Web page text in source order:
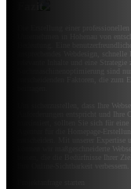
Die Erstellung einer
Unternehmen in Hohenau von
Bedeutung. Eine
ansprechendes Webdesign, schnelle
Suchmaschinenoptimierung sind
entscheidenden Faktoren, die zum
Um sicherzustellen, dass Ihre
Anforderungen entspricht und Ihre
maximiert, sollten Sie sich für eine
Agentur für die Homepage-
entscheiden. Mit unserer Expertise
können wir maßgeschneiderte
bieten, die die Bedürfnisse Ihrer